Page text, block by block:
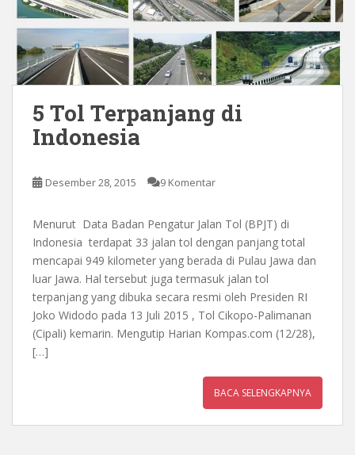
5 Tol Terpanjang di
Indonesia
Desember 28, 2015 9 Komentar
Menurut Data Badan Pengatur Jalan Tol (BPJT) di
Indonesia terdapat 33 jalan tol dengan panjang total
mencapai 949 kilometer yang berada di Pulau Jawa dan
luar Jawa. Hal tersebut juga termasuk jalan tol
terpanjang yang dibuka secara resmi oleh Presiden RI
Joko Widodo pada 13 Juli 2015 , Tol Cikopo-Palimanan
(Cipali) kemarin. Mengutip Harian Kompas.com (12/28),
[…]
BACA SELENGKAPNYA